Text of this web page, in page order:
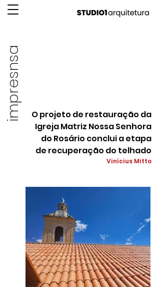
O projeto de restauração da
Igreja Matriz Nossa Senhora
do Rosário conclui a etapa
de recuperação do telhado
impresnsa
Vinícius Mitto